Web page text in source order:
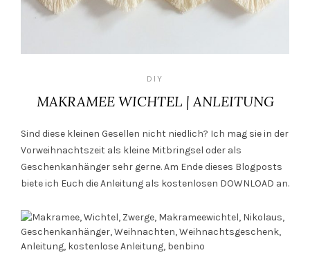
DIY
MAKRAMEE WICHTEL | ANLEITUNG
Sind diese kleinen Gesellen nicht niedlich? Ich mag sie in der
Vorweihnachtszeit als kleine Mitbringsel oder als
Geschenkanhänger sehr gerne. Am Ende dieses Blogposts
biete ich Euch die Anleitung als kostenlosen DOWNLOAD an.